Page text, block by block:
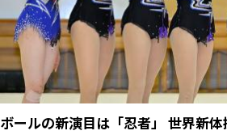
ボールの新演目は「忍者」 世界新